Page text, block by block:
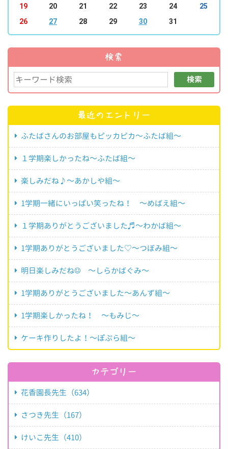
19
20 21 22 23 24
25
26
27 28 29 30 31
検索
検索
最近のエントリー
ふたばさんのお部屋もピッカピカ～ふたば組～
１学期楽しかったね～ふたば組～
楽しみだね♪～あかしや組～
1学期一緒にいっぱい笑ったね！ ～めばえ組～
１学期ありがとうございました♬～わかば組～
1学期ありがとうございました♡～つぼみ組～
明日楽しみだね☺ ～しらかばぐみ～
1学期ありがとうございました～あんず組～
1学期楽しかったね！ ～もみじ～
ケーキ作りしたよ！～ぽぷら組～
カテゴリー
花香園長先生（634）
さつき先生（167）
けいこ先生（410）